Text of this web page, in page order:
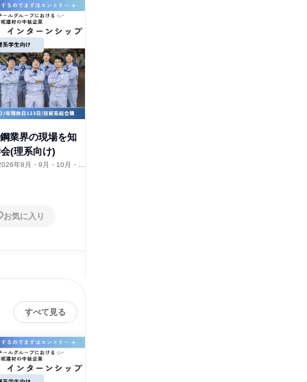
業界の現場を知
(理系向け)
年8月・9月・10月・11
お気に入り
すべて見る